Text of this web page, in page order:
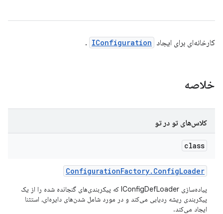
کارخانه‌ای برای ایجاد IConfiguration
.
خلاصه
کلاس‌های تو در تو
class
ConfigurationFactory. ConfigLoader
پیاده‌سازی IConfigDefLoader که پیکربندی‌های گنجانده شده را از یک
پیکربندی ریشه ردیابی می‌کند و در مورد شامل شدن‌های دایره‌ای، استثنا
ایجاد می‌کند.